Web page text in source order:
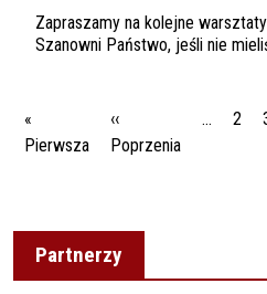
Zapraszamy na kolejne
Szanowni Państwo, jeśli nie
Stronicowanie
«
PierwszaPierwsza strona
‹‹
PoprzeniaPoprzednia
… 2
Partnerzy